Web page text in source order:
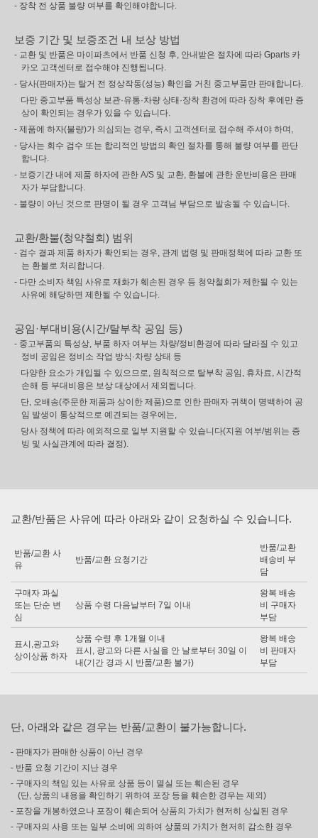
- 장착 전 상품 불량 여부를 확인해야합니다.
보증 기간 및 보증조건 내 보상 방법
- 교환 및 반품은 마이파츠에서 반품 신청 후, 안내받은 절차에 따라 Gparts 카
카오 고객센터로 접수해야 진행됩니다.
- 당사(판매자)는 탈거 전 정상작동(성능) 확인을 거친 중고부품만 판매합니다.
다만 중고부품 특성상 보관·유통·차량 상태·장착 환경에 따라 장착 후에만 증
상이 확인되는 경우가 있을 수 있습니다.
- 제품에 하자(불량)가 의심되는 경우, 즉시 고객센터로 접수해 주셔야 하며,
- 당사는 회수 검수 또는 합리적인 방법의 확인 절차를 통해 불량 여부를 판단
합니다.
- 보증기간 내에 제품 하자에 관한 A/S 및 교환, 환불에 관한 운반비용은 판매
자가 부담합니다.
- 불량이 아닌 것으로 판명이 될 경우 고객님 부담으로 발송될 수 있습니다.
교환/환불(청약철회) 범위
- 검수 결과 제품 하자가 확인되는 경우, 관계 법령 및 판매정책에 따라 교환 또
는 환불로 처리합니다.
- 다만 소비자 책임 사유로 재화가 훼손된 경우 등 청약철회가 제한될 수 있는
사유에 해당하면 제한될 수 있습니다.
공임·부대비용(시간/탈부착 공임 등)
- 중고부품의 특성상, 부품 하자 여부는 차량/정비환경에 따라 달라질 수 있고
정비 공임은 정비소 작업 방식·차량 상태 등
다양한 요소가 개입될 수 있으므로, 원칙적으로 탈부착 공임, 휴차료, 시간적
손해 등 부대비용은 보상 대상에서 제외됩니다.
단, 오배송(주문한 제품과 상이한 제품)으로 인한 판매자 귀책이 명백하여 공
임 발생이 통상적으로 예견되는 경우에는,
당사 정책에 따라 예외적으로 일부 지원할 수 있습니다(지원 여부/범위는 증
빙 및 사실관계에 따라 결정).
교환/반품은 사유에 따라 아래와 같이 요청하실 수 있습니다.
반품/교환 사
유
반품/교환 요청기간
반품/교환
배송비 부
담
구매자 과실
또는 단순 변
심
상품 수령 다음날부터 7일 이내
왕복 배송
비 구매자
부담
표시,광고와
상이상품 하자
상품 수령 후 1개월 이내
표시, 광고와 다른 사실을 안 날로부터 30일 이
내(기간 경과 시 반품/교환 불가)
왕복 배송
비 판매자
부담
단, 아래와 같은 경우는 반품/교환이 불가능합니다.
- 판매자가 판매한 상품이 아닌 경우
- 반품 요청 기간이 지난 경우
- 구매자의 책임 있는 사유로 상품 등이 멸실 또는 훼손된 경우
(단, 상품의 내용을 확인하기 위하여 포장 등을 훼손한 경우는 제외)
- 포장을 개봉하였으나 포장이 훼손되어 상품의 가치가 현저히 상실된 경우
- 구매자의 사용 또는 일부 소비에 의하여 상품의 가치가 현저히 감소한 경우